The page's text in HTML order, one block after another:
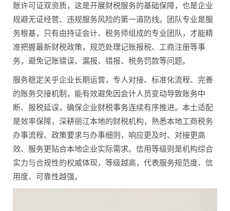
账许可证双资质，这是开展财税服务的基础保障，也是企业
规避无证经营、违规服务风险的第一道防线。团队专业是服
务根基，只有由持证会计、税务师组成的专业团队，才能精
准把握最新财税政策，规范处理记账报税、工商注册等事
务，避免记账错误、漏报、错报、税务罚款等问题。
服务稳定关乎企业长期运营，专人对接、标准化流程、完善
的账务交接机制，能有效避免因会计人员变动导致账务中
断、报税延误，确保企业财税事务连续有序推进。本土适配
是效率保障，深耕丽江本地的财税机构，熟悉本地工商税务
办事流程、政策要求与办事细则，响应更及时、对接更高
效、服务更贴合本地企业实际需求。信用等级则是机构综合
实力与合规性的权威体现，等级越高，代表服务规范度、信
用度、可靠性越强。